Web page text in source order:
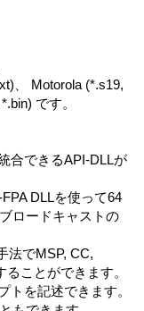
、 Motorola (*.s19,
です。
合できるAPI-DLLが
DLLを使って64
ロードキャストの
法でMSP, CC,
ことができます。
トを記述できます。